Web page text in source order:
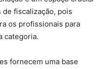
de fiscalização, pois
os profissionais para
categoria.
fornecem uma base